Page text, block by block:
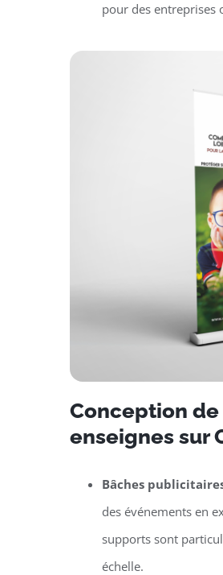
pour des entreprises
Conception
enseignes sur
Bâches
des événements en
supports sont
échelle.